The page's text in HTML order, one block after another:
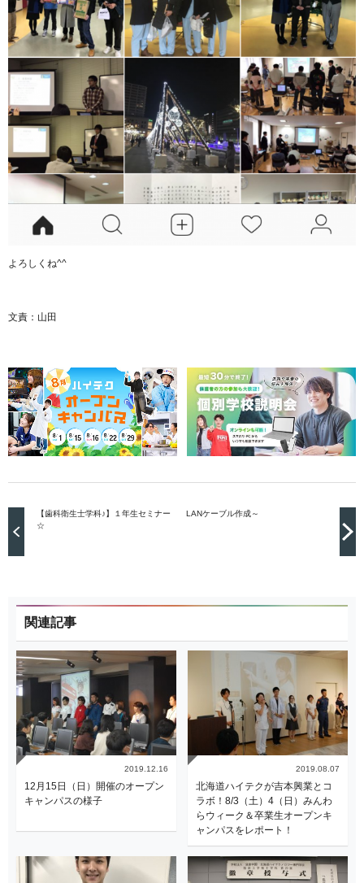
よろしくね^^
文責：山田
【歯科衛生士学科♪】１年生セミナー
☆
LANケーブル作成～
関連記事
2019.12.16
12月15日（日）開催のオープン
キャンパスの様子
2019.08.07
北海道ハイテクが吉本興業とコ
ラボ！8/3（土）4（日）みんわ
らウィーク＆卒業生オープンキ
ャンパスをレポート！